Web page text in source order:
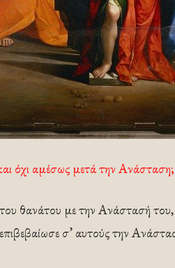
όχι αμέσως μετά την Ανάσταση;
θανάτου με την Ανάστασή
σ’ αυτούς την